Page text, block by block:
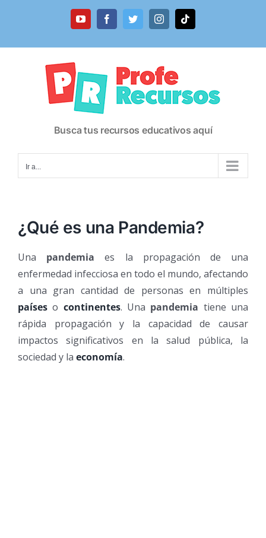
YouTubeFacebookTwitterInstagramTiktok
Busca tus recursos educativos aquí
Ir a...
¿Qué es una Pandemia?
Una pandemia es la propagación de una
enfermedad infecciosa en todo el mundo, afectando
a una gran cantidad de personas en múltiples
países o continentes. Una pandemia tiene una
rápida propagación y la capacidad de causar
impactos significativos en la salud pública, la
sociedad y la economía.